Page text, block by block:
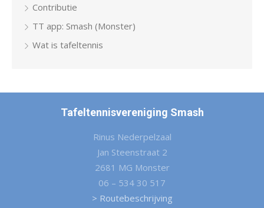
Contributie
TT app: Smash (Monster)
Wat is tafeltennis
Tafeltennisvereniging Smash
Rinus Nederpelzaal
Jan Steenstraat 2
2681 MG Monster
06 – 534 30 517
> Routebeschrijving